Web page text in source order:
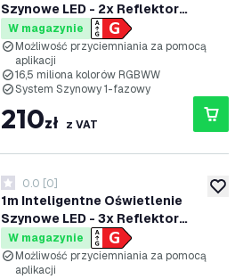
Szynowe LED - 2x Reflektor
Szynowy - 4.9W - RGB+CCT -
Możliwość Przyciemniania -
System Szynowy 1-fazowy - Biały
W magazynie
Możliwość przyciemniania za pomocą
aplikacji
16,5 miliona kolorów RGBWW
System Szynowy 1-fazowy
210zł z VAT
1m Inteligentne Oświetlenie
Szynowe LED - 3x Reflektor
Szynowy - 4.9W - RGB+CCT -
Możliwość Przyciemniania -
System Szynowy 1-fazowy - Biały
0 Gwiazdki oceny
0.0 [0]
W magazynie
Możliwość przyciemniania za pomocą
aplikacji